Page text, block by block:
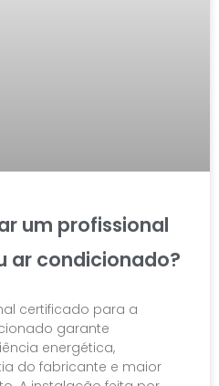
um profissional
ar condicionado?
certificado para a
garante
energética,
do fabricante e maior